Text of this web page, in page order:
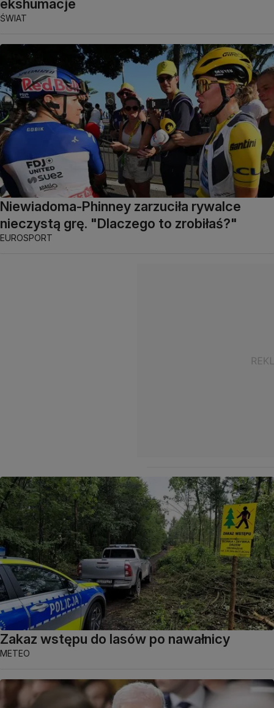
ekshumacje
ŚWIAT
Niewiadoma-Phinney zarzuciła rywalce
nieczystą grę. "Dlaczego to zrobiłaś?"
EUROSPORT
Zakaz wstępu do lasów po nawałnicy
METEO